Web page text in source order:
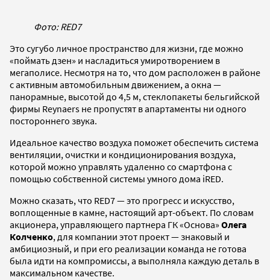
Фото: RED7
Это сугубо личное пространство для жизни, где можно
«поймать дзен» и насладиться умиротворением в
мегаполисе. Несмотря на то, что дом расположен в районе
с активным автомобильным движением, а окна —
панорамные, высотой до 4,5 м, стеклопакеты бельгийской
фирмы Reynaers не пропустят в апартаменты ни одного
постороннего звука.
Идеальное качество воздуха поможет обеспечить система
вентиляции, очистки и кондиционирования воздуха,
которой можно управлять удаленно со смартфона с
помощью собственной системы умного дома iRED.
Можно сказать, что RED7 — это прогресс и искусство,
воплощенные в камне, настоящий арт-объект. По словам
акционера, управляющего партнера ГК «Основа» Олега
Колченко, для компании этот проект — знаковый и
амбициозный, и при его реализации команда не готова
была идти на компромиссы, а выполняла каждую деталь в
максимальном качестве.